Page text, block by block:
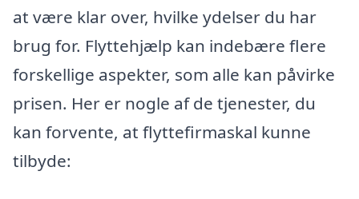
at være klar over, hvilke ydelser du har
brug for. Flyttehjælp kan indebære flere
forskellige aspekter, som alle kan påvirke
prisen. Her er nogle af de tjenester, du
kan forvente, at flyttefirmaskal kunne
tilbyde: